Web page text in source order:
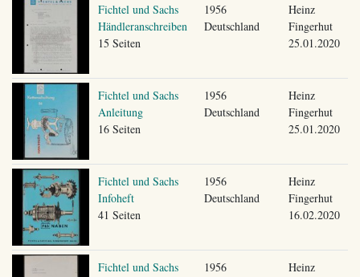
Fichtel und Sachs
Händleranschreiben
15 Seiten
1956
Deutschland
Heinz
Fingerhut
25.01.2020
Fichtel und Sachs
Anleitung
16 Seiten
1956
Deutschland
Heinz
Fingerhut
25.01.2020
Fichtel und Sachs
Infoheft
41 Seiten
1956
Deutschland
Heinz
Fingerhut
16.02.2020
Fichtel und Sachs
1956
Heinz